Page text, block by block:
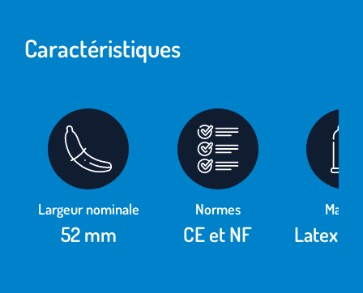
Caractéristiques
Largeur nominale
52 mm
Normes
CE et NF Latex